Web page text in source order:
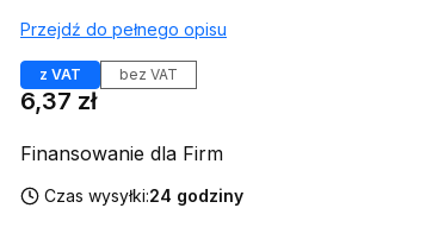
Przejdź do pełnego opisu
z VAT bez VAT
Cena
6,37 zł
Finansowanie dla Firm
Czas wysyłki:24 godziny